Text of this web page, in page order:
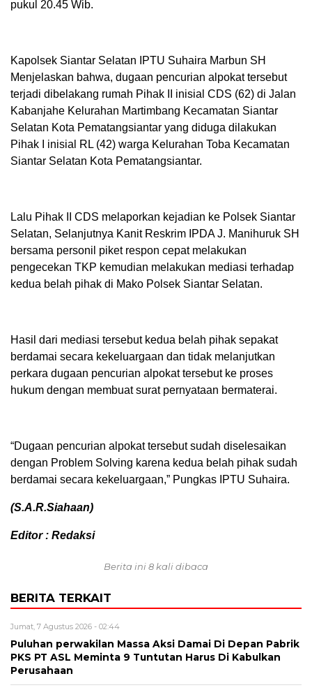
pukul 20.45 Wib.
Kapolsek Siantar Selatan IPTU Suhaira Marbun SH
Menjelaskan bahwa, dugaan pencurian alpokat tersebut
terjadi dibelakang rumah Pihak II inisial CDS (62) di Jalan
Kabanjahe Kelurahan Martimbang Kecamatan Siantar
Selatan Kota Pematangsiantar yang diduga dilakukan
Pihak I inisial RL (42) warga Kelurahan Toba Kecamatan
Siantar Selatan Kota Pematangsiantar.
Lalu Pihak II CDS melaporkan kejadian ke Polsek Siantar
Selatan, Selanjutnya Kanit Reskrim IPDA J. Manihuruk SH
bersama personil piket respon cepat melakukan
pengecekan TKP kemudian melakukan mediasi terhadap
kedua belah pihak di Mako Polsek Siantar Selatan.
Hasil dari mediasi tersebut kedua belah pihak sepakat
berdamai secara kekeluargaan dan tidak melanjutkan
perkara dugaan pencurian alpokat tersebut ke proses
hukum dengan membuat surat pernyataan bermaterai.
“Dugaan pencurian alpokat tersebut sudah diselesaikan
dengan Problem Solving karena kedua belah pihak sudah
berdamai secara kekeluargaan,” Pungkas IPTU Suhaira.
(S.A.R.Siahaan)
Editor : Redaksi
Berita ini 8 kali dibaca
BERITA TERKAIT
Jumat, 7 Agustus 2026 - 02:44
Puluhan perwakilan Massa Aksi Damai Di Depan Pabrik
PKS PT ASL Meminta 9 Tuntutan Harus Di Kabulkan
Perusahaan